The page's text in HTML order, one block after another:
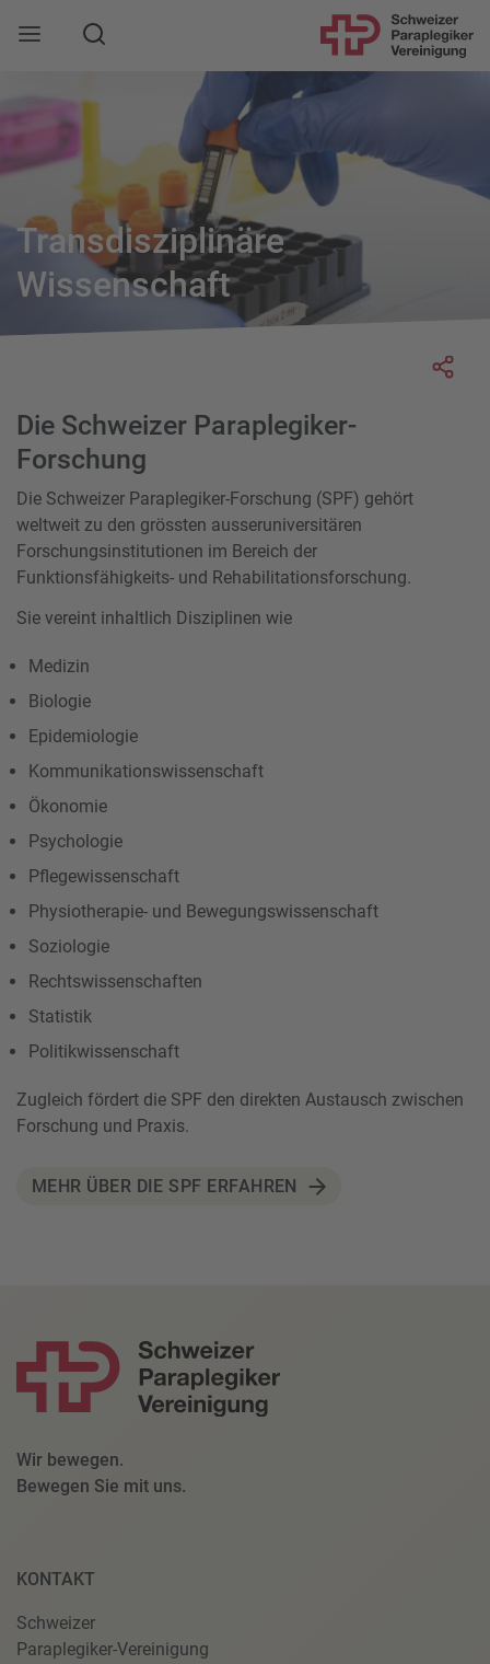
Mobile Navigation öffnen
Suche
Transdisziplinäre
Wissenschaft
Die Schweizer Paraplegiker-
Forschung
Die Schweizer Paraplegiker-Forschung (SPF) gehört
weltweit zu den grössten ausseruniversitären
Forschungsinstitutionen im Bereich der
Funktionsfähigkeits- und Rehabilitationsforschung.
Sie vereint inhaltlich Disziplinen wie
Medizin
Biologie
Epidemiologie
Kommunikationswissenschaft
Ökonomie
Psychologie
Pflegewissenschaft
Physiotherapie- und Bewegungswissenschaft
Soziologie
Rechtswissenschaften
Statistik
Politikwissenschaft
Zugleich fördert die SPF den direkten Austausch zwischen
Forschung und Praxis.
MEHR ÜBER DIE SPF ERFAHREN
Wir bewegen.
Bewegen Sie mit uns.
KONTAKT
Schweizer
Paraplegiker-Vereinigung